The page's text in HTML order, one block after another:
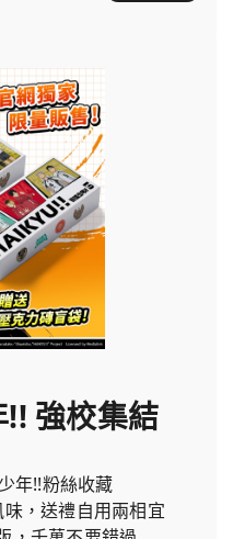
強校集結
年!!粉絲收藏
，送禮自用兩相宜